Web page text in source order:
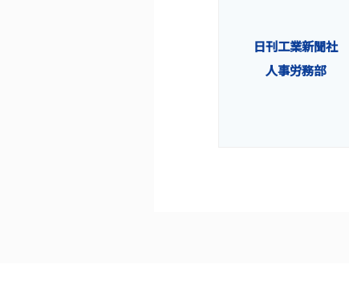
日刊工業新聞社
人事労務部